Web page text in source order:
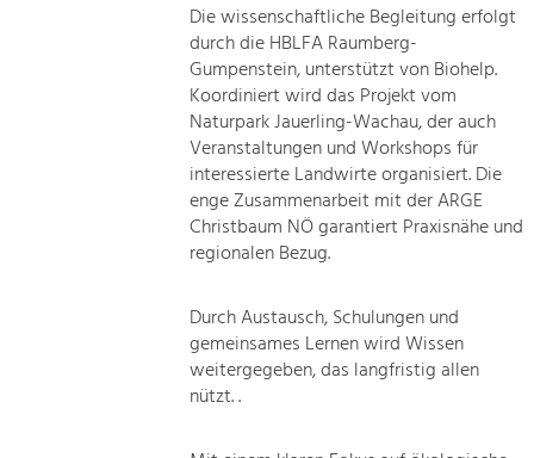
Die wissenschaftliche Begleitung erfolgt
durch die HBLFA Raumberg-
Gumpenstein, unterstützt von Biohelp.
Koordiniert wird das Projekt vom
Naturpark Jauerling-Wachau, der auch
Veranstaltungen und Workshops für
interessierte Landwirte organisiert. Die
enge Zusammenarbeit mit der ARGE
Christbaum NÖ garantiert Praxisnähe und
regionalen Bezug.
Durch Austausch, Schulungen und
gemeinsames Lernen wird Wissen
weitergegeben, das langfristig allen
nützt. .